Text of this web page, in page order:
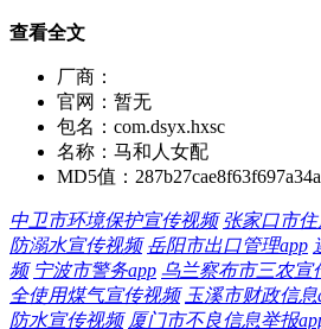
查看全文
厂商：
官网： 暂无
包名： com.dsyx.hxsc
名称： 马和人女配
MD5值：
中卫市环境保护宣传视频 张家口市
防溺水宣传视频 岳阳市出口管理app
频 宁波市警务app 乌兰察布市三农宣
全使用煤气宣传视频 玉溪市财政信息
防水宣传视频 厦门市不良信息举报